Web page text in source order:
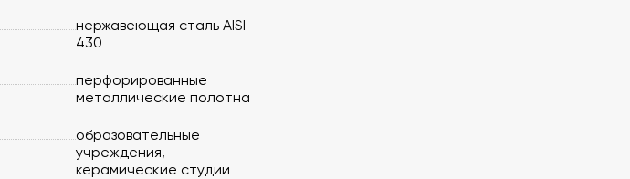
нержавеющая сталь AISI
430
перфорированные
металлические полотна
образовательные
учреждения,
керамические студии